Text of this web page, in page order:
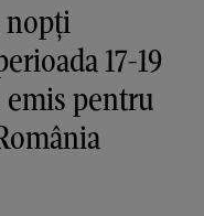
nopți
17-19
emis pentru